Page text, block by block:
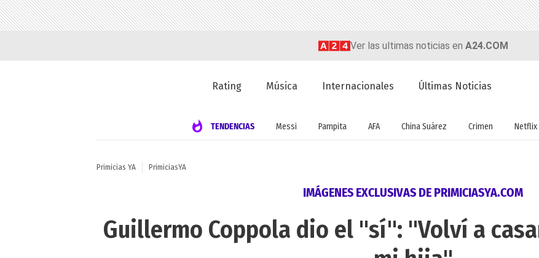
Ver las ultimas noticias en A24.COM
Rating Música Internacionales Últimas Noticias
TENDENCIAS Messi Pampita AFA China Suárez Crimen Netflix
Primicias YA PrimiciasYA
IMÁGENES EXCLUSIVAS DE PRIMICIASYA.COM
Guillermo Coppola dio el "sí": "Volví a